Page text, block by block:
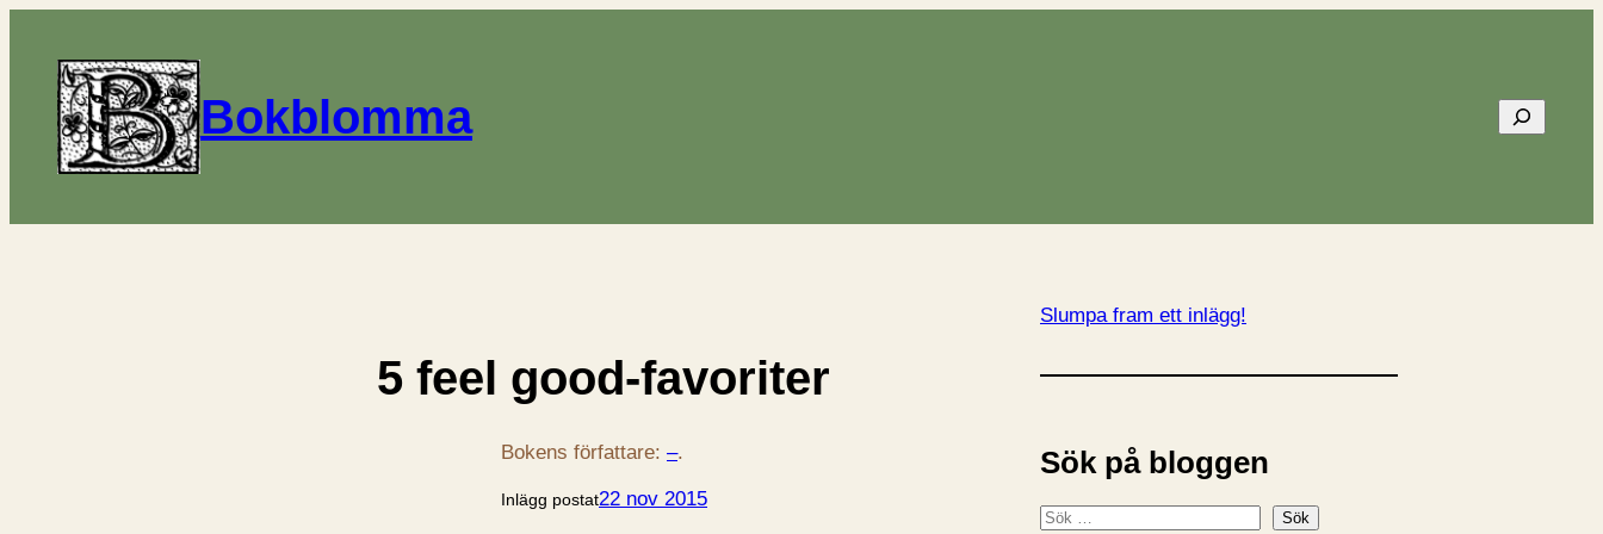
Bokblomma Sök
5 feel good-favoriter
Bokens författare: –.
Inlägg postat22 nov 2015
Slumpa fram ett inlägg!
Sök på bloggen
S
Sök